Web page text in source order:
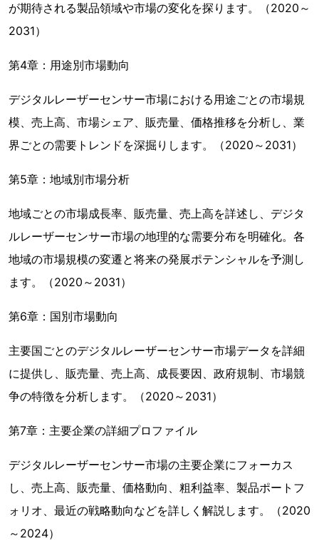
が期待される製品領域や市場の変化を探ります。（2020～
2031）
第4章：用途別市場動向
デジタルレーザーセンサー市場における用途ごとの市場規
模、売上高、市場シェア、販売量、価格推移を分析し、業
界ごとの需要トレンドを深掘りします。（2020～2031）
第5章：地域別市場分析
地域ごとの市場成長率、販売量、売上高を詳述し、デジタ
ルレーザーセンサー市場の地理的な需要分布を明確化。各
地域の市場規模の変遷と将来の発展ポテンシャルを予測し
ます。（2020～2031）
第6章：国別市場動向
主要国ごとのデジタルレーザーセンサー市場データを詳細
に提供し、販売量、売上高、成長要因、政府規制、市場競
争の特徴を分析します。（2020～2031）
第7章：主要企業の詳細プロファイル
デジタルレーザーセンサー市場の主要企業にフォーカス
し、売上高、販売量、価格動向、粗利益率、製品ポートフ
ォリオ、最近の戦略動向などを詳しく解説します。（2020
～2024）